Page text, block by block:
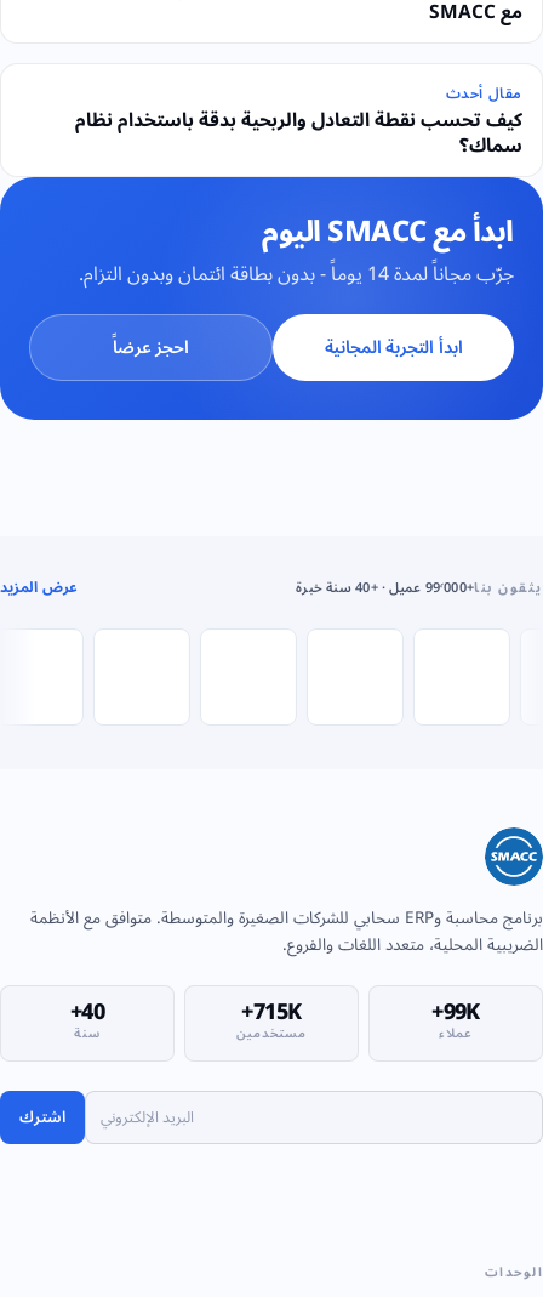
مع SMACC
مقال أحدث
كيف تحسب نقطة التعادل والربحية بدقة باستخدام نظام
سماك؟
ابدأ مع SMACC اليوم
جرّب مجاناً لمدة 14 يوماً - بدون بطاقة ائتمان وبدون التزام.
ابدأ التجربة المجانية احجز عرضاً
يثقون بنا+99٬000 عميل · +40 سنة خبرة عرض المزيد
برنامج محاسبة وERP سحابي للشركات الصغيرة والمتوسطة. متوافق مع الأنظمة
الضريبية المحلية، متعدد اللغات والفروع.
99K+
عملاء 715K+
مستخدمين 40+
سنة
اشترك
الوحدات